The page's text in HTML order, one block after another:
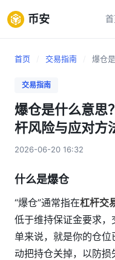
币安
首页 交易指南 爆仓
交易指南
爆仓是什么意思
杆风险与应对方
2026-06-20 16:32
什么是爆仓
“爆仓”通常指在杠杆交
低于维持保证金要求，
单来说，就是你的仓
动把持仓关掉，以防